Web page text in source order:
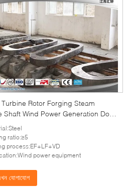
Rotor Forging Steam
Shaft Wind Power Generation Door
ratio:≥5
process:EF+LF+VD
power equipment
যোগাযোগ